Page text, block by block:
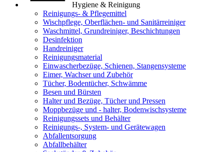
Hygiene & Reinigung
Reinigungs- & Pflegemittel
Wischpflege, Oberflächen- und Sanitärreiniger
Waschmittel, Grundreiniger, Beschichtungen
Desinfektion
Handreiniger
Reinigungsmaterial
Einwascherbezüge, Schienen, Stangensysteme
Eimer, Wachser und Zubehör
Tücher, Bodentücher, Schwämme
Besen und Bürsten
Halter und Bezüge, Tücher und Pressen
Moppbezüge und - halter, Bodenwischsysteme
Reinigungssets und Behälter
Reinigungs-, System- und Gerätewagen
Abfallentsorgung
Abfallbehälter